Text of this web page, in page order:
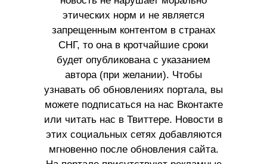
этических норм и не является
запрещенным контентом в странах
СНГ, то она в кротчайшие сроки
будет опубликована с указанием
автора (при желании). Чтобы
узнавать об обновлениях портала, вы
можете подписаться на нас Вконтакте
или читать нас в Твиттере. Новости в
этих социальных сетях добавляются
мгновенно после обновления сайта.